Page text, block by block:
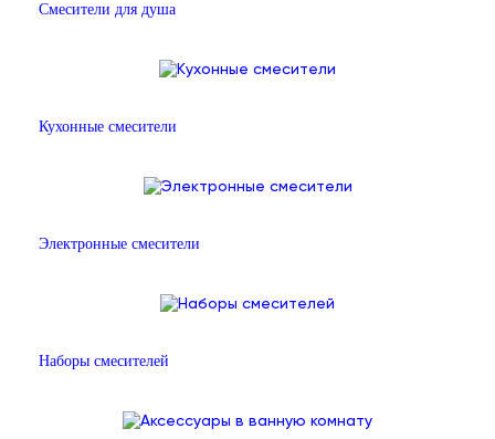
Смесители для душа
Кухонные смесители
Электронные смесители
Наборы смесителей